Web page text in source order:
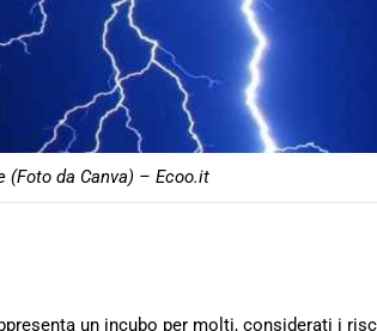
(Foto da Canva) – Ecoo.it
un incubo per molti, considerati i